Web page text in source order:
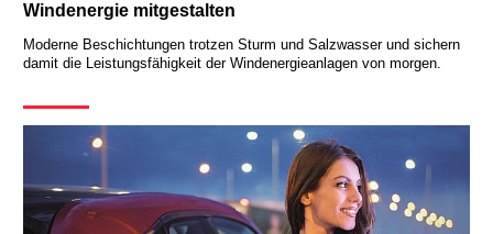
Windenergie mitgestalten
Moderne Beschichtungen trotzen Sturm und Salzwasser und sichern
damit die Leistungsfähigkeit der Windenergieanlagen von morgen.